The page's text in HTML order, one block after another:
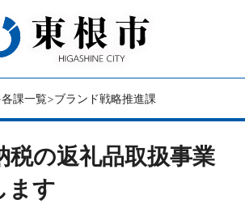
各課一覧 ブランド戦略推進課
税の返礼品取扱事業
ます